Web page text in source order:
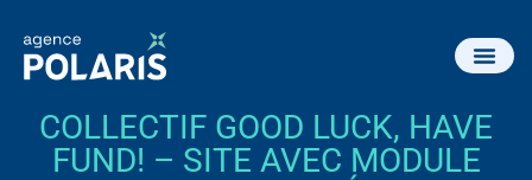
COLLECTIF GOOD LUCK, HAVE
FUND! – SITE AVEC MODULE